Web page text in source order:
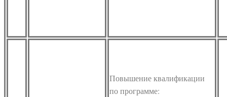
Повышение квалификации
по программе: